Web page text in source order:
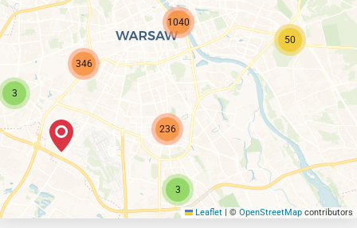
50
1040
236
346
3
3
Leaflet | © OpenStreetMap contributors